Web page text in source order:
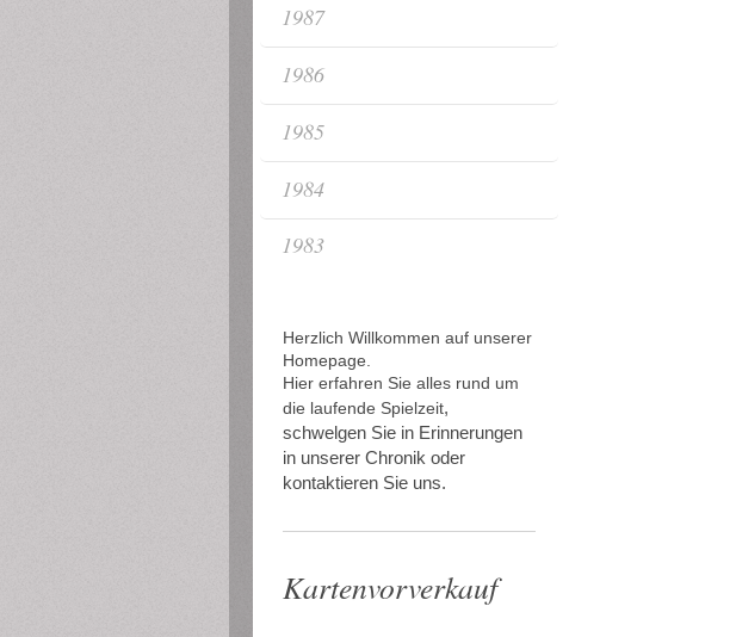
1987
1986
1985
1984
1983
Herzlich Willkommen auf unserer
Homepage.
Hier erfahren Sie alles rund um
die laufende Spielzeit,
schwelgen Sie in Erinnerungen
in unserer Chronik oder
kontaktieren Sie uns.
Kartenvorverkauf